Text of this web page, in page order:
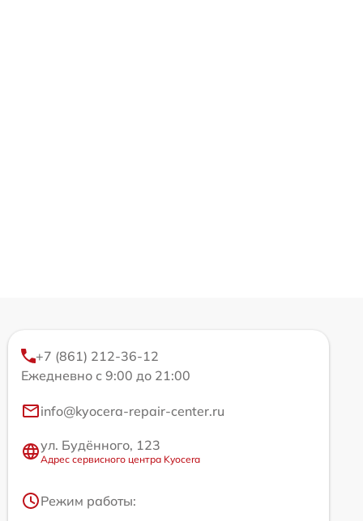
+7 (861) 212-36-12
Ежедневно с 9:00 до 21:00
info@kyocera-repair-center.ru
ул. Будённого, 123
Адрес сервисного центра Kyocera
Режим работы: